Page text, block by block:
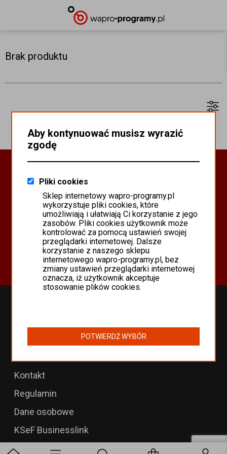
Brak produktu
PROGRAMY WAPRO ERP
PROGRAMY MISTRAL
SYSTEM SCANMAG
Oferta
Programy Asseco WAPRO
Odnowienia 365 i aktualizacje
Programy WAPRO
Kontakt
Regulamin
Dane osobowe
KSeF Businesslink
Aby kontynuować musisz wyrazić
zgodę
Pliki cookies
Sklep internetowy wapro-programy.pl
wykorzystuje pliki cookies, które
umożliwiają i ułatwiają Ci korzystanie z jego
zasobów. Pliki cookies użytkownik może
kontrolować za pomocą ustawień swojej
przeglądarki internetowej. Dalsze
korzystanie z naszego sklepu
internetowego wapro-programy.pl, bez
zmiany ustawień przeglądarki internetowej
oznacza, iż użytkownik akceptuje
stosowanie plików cookies.
POTWIERDŹ WYBÓR